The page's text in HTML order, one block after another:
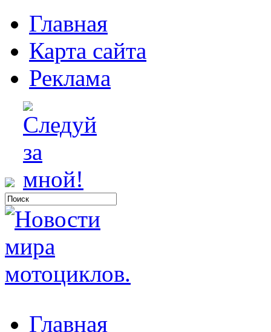
Главная
Карта сайта
Реклама
Главная